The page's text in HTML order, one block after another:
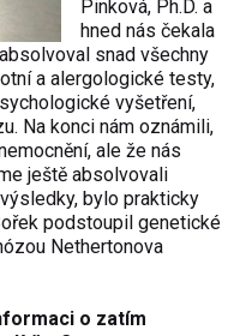
Pinková, Ph.D. a
hned nás čekala
snad všechny
a alergologické testy,
vyšetření,
Na konci nám oznámili,
ale že nás
ještě absolvovali
bylo prakticky
podstoupil genetické
Nethertonova
o zatím